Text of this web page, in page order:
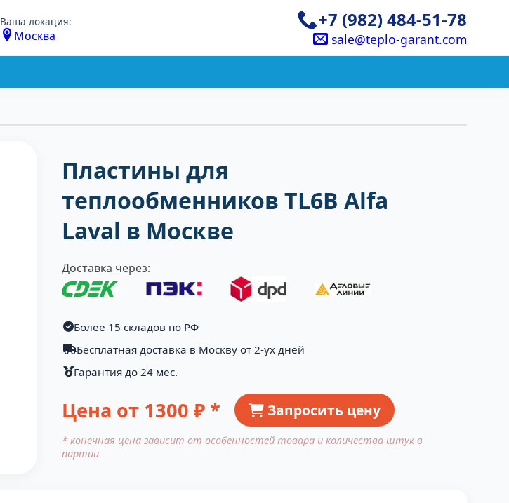
Ваша локация:
Москва
+7 (982) 484-51-78
sale@teplo-garant.com
Пластины для
теплообменников TL6B Alfa
Laval в Москве
Доставка через:
Более 15 складов по РФ
Бесплатная доставка в Москву от 2-ух дней
Гарантия до 24 мес.
Цена от 1300 ₽ * Запросить цену
* конечная цена зависит от особенностей товара и количества штук в
партии